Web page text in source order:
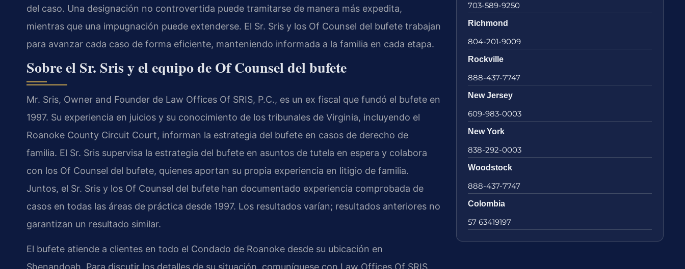
del caso. Una designación no controvertida puede tramitarse de manera más expedita,
mientras que una impugnación puede extenderse. El Sr. Sris y los Of Counsel del bufete trabajan
para avanzar cada caso de forma eficiente, manteniendo informada a la familia en cada etapa.
Sobre el Sr. Sris y el equipo de Of Counsel del bufete
Mr. Sris, Owner and Founder de Law Offices Of SRIS, P.C., es un ex fiscal que fundó el bufete en
1997. Su experiencia en juicios y su conocimiento de los tribunales de Virginia, incluyendo el
Roanoke County Circuit Court, informan la estrategia del bufete en casos de derecho de
familia. El Sr. Sris supervisa la estrategia del bufete en asuntos de tutela en espera y colabora
con los Of Counsel del bufete, quienes aportan su propia experiencia en litigio de familia.
Juntos, el Sr. Sris y los Of Counsel del bufete han documentado experiencia comprobada de
casos en todas las áreas de práctica desde 1997. Los resultados varían; resultados anteriores no
garantizan un resultado similar.
El bufete atiende a clientes en todo el Condado de Roanoke desde su ubicación en
Shenandoah. Para discutir los detalles de su situación, comuníquese con Law Offices Of SRIS,
703-589-9250
Richmond
804-201-9009
Rockville
888-437-7747
New Jersey
609-983-0003
New York
838-292-0003
Woodstock
888-437-7747
Colombia
57 63419197